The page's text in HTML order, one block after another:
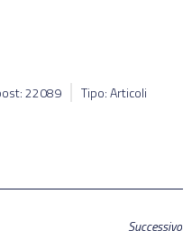
22089 Tipo: Articoli
Successivo